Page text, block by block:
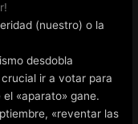
(nuestro) o la
desdobla
ir a votar para
«aparato» gane.
«reventar las